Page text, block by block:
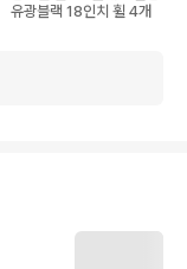
유광블랙 18인치 휠 4개